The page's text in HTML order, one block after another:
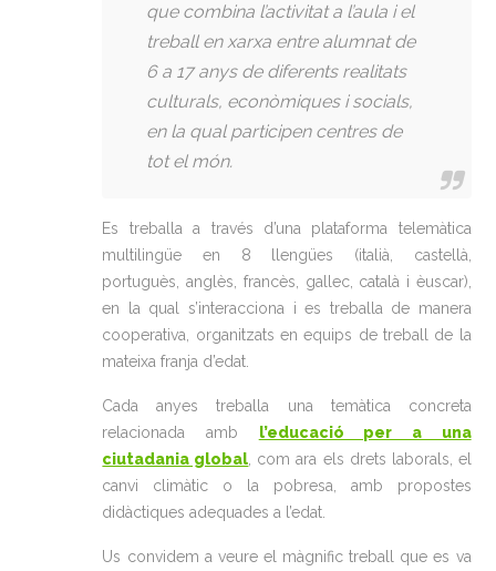
que combina l’activitat a l’aula i el
treball en xarxa entre alumnat de
6 a 17 anys de diferents realitats
culturals, econòmiques i socials,
en la qual participen centres de
tot el món.
Es treballa a través d’una plataforma telemàtica
multilingüe en 8 llengües (italià, castellà,
portuguès, anglès, francès, gallec, català i èuscar),
en la qual s’interacciona i es treballa de manera
cooperativa, organitzats en equips de treball de la
mateixa franja d’edat.
Cada anyes treballa una temàtica concreta
relacionada amb l’educació per a una
ciutadania global, com ara els drets laborals, el
canvi climàtic o la pobresa, amb propostes
didàctiques adequades a l’edat.
Us convidem a veure el màgnific treball que es va